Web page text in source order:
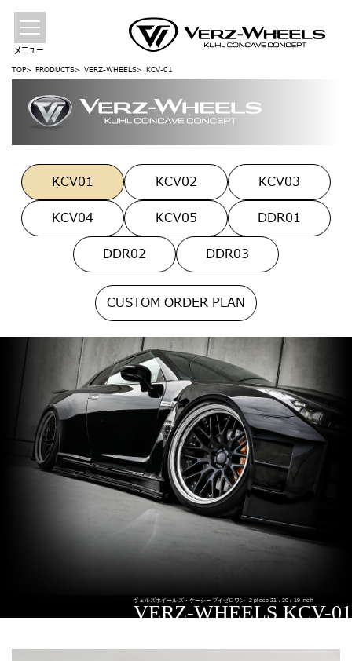
メニュー
TOP PRODUCTS VERZ-WHEELS KCV-01
KCV01 KCV02
KCV03
KCV04
KCV05
DDR01
DDR02
DDR03
CUSTOM ORDER PLAN
ヴェルズホイールズ・ケーシーブイゼロワン 2 piece 21 / 20 / 19 inch
VERZ-WHEELS KCV-01